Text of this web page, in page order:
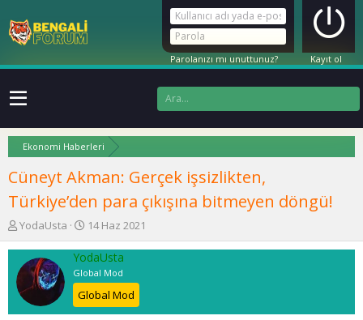
Parolanızı mı unuttunuz? Kayıt ol
Ekonomi Haberleri
Cüneyt Akman: Gerçek işsizlikten,
Türkiye’den para çıkışına bitmeyen döngü!
K
o
n
u
u
b
YodaUsta
B
a
ş
l
a
n
g
14 Haz 2021
YodaUsta
Global Mod
Global Mod